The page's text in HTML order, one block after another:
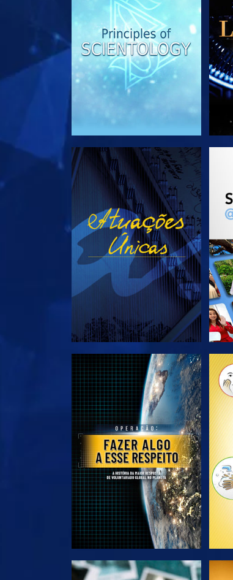
VEJA
EXPLORE A SÉRIE